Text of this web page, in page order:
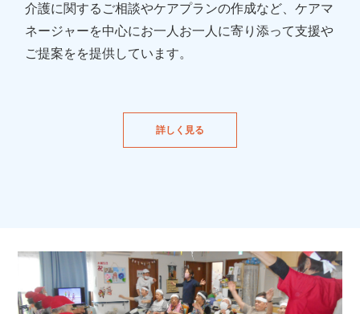
介護に関するご相談やケアプランの作成など、ケアマ
ネージャーを中心にお一人お一人に寄り添って支援や
ご提案をを提供しています。
詳しく見る